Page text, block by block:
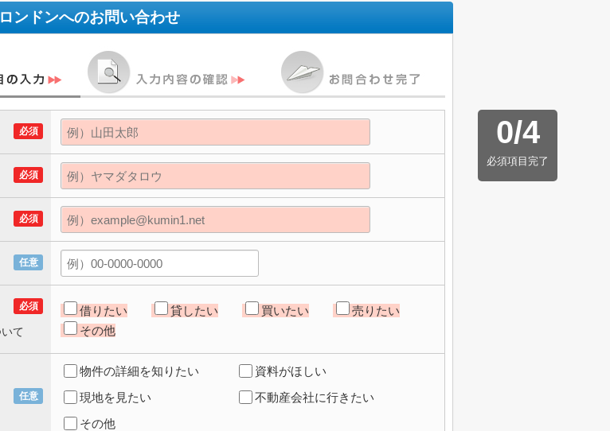
ンドンへのお問い合わせ
0/4
必須項目完了
必須
必須
必須
任意
必須
て
借りたい 貸したい 買いたい
売りたい
その他
任意
物件の詳細を知りたい
資料がほしい
現地を見たい
不動産会社に行きたい
その他